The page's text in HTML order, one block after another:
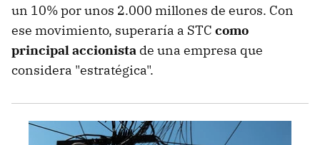
un 10% por unos 2.000 millones de euros. Con
ese movimiento, superaría a STC como
principal accionista de una empresa que
considera "estratégica".